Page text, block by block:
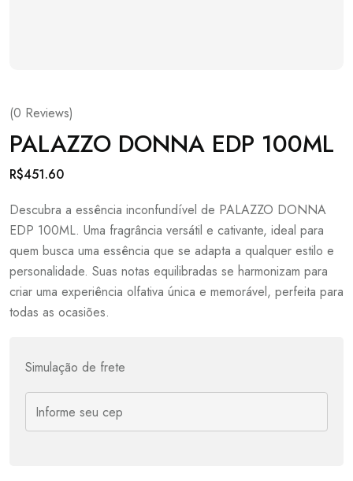
(0 Reviews)
PALAZZO DONNA EDP 100ML
R$451.60
Descubra a essência inconfundível de PALAZZO DONNA
EDP 100ML. Uma fragrância versátil e cativante, ideal para
quem busca uma essência que se adapta a qualquer estilo e
personalidade. Suas notas equilibradas se harmonizam para
criar uma experiência olfativa única e memorável, perfeita para
todas as ocasiões.
Simulação de frete